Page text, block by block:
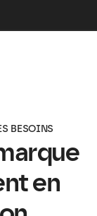
BESOINS
en